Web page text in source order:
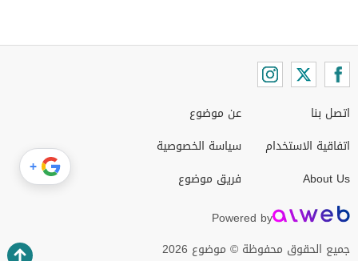
اتصل بنا
اتفاقية الاستخدام
About Us
عن موضوع
سياسة الخصوصية
فريق موضوع
Powered by
جميع الحقوق محفوظة © موضوع 2026
+